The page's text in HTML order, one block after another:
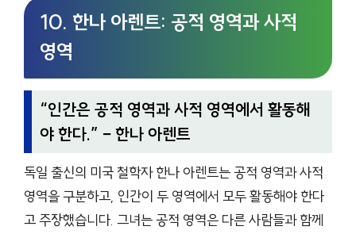
10. 한나 아렌트: 공적 영역과 사적
영역
“인간은 공적 영역과 사적 영역에서 활동해
야 한다.” – 한나 아렌트
독일 출신의 미국 철학자 한나 아렌트는 공적 영역과 사적
영역을 구분하고, 인간이 두 영역에서 모두 활동해야 한다
고 주장했습니다. 그녀는 공적 영역은 다른 사람들과 함께